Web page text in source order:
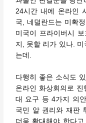
24시간 내에 온라인
국, 네덜란드는 미확
미국이 프라이버시
지, 못할 리가 있나.
는데.
다행히 좋은 소식도
온라인 화상회의로
대 요구 등 4가지 의
국민 알 권리와 재판
더욱 확대해야 한다